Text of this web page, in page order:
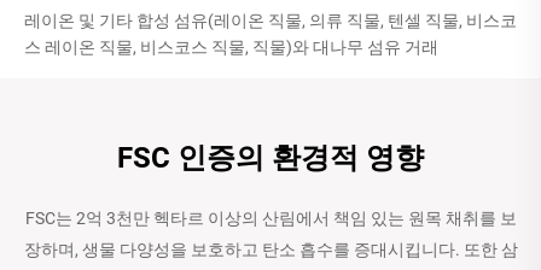
레이온 및 기타 합성 섬유(레이온 직물, 의류 직물, 텐셀 직물, 비스코
스 레이온 직물, 비스코스 직물, 직물)와 대나무 섬유 거래
FSC 인증의 환경적 영향
FSC는 2억 3천만 헥타르 이상의 산림에서 책임 있는 원목 채취를 보
장하며, 생물 다양성을 보호하고 탄소 흡수를 증대시킵니다. 또한 삼